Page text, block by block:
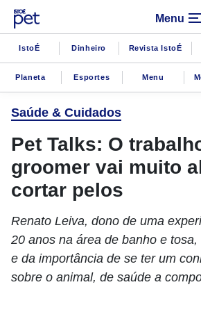
Menu
IstoÉ Dinheiro Revista IstoÉ
Planeta Esportes Menu
Saúde & Cuidados
Pet Talks: O
groomer vai muito
cortar pelos
Renato Leiva, dono de uma
20 anos na área de banho e
e da importância de se ter um
sobre o animal, de saúde a